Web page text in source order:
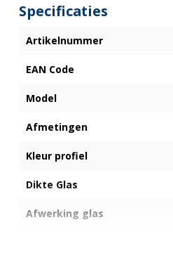
Specificaties
Artikelnummer
EAN Code
Model
Afmetingen
Kleur profiel
Dikte Glas
Afwerking glas